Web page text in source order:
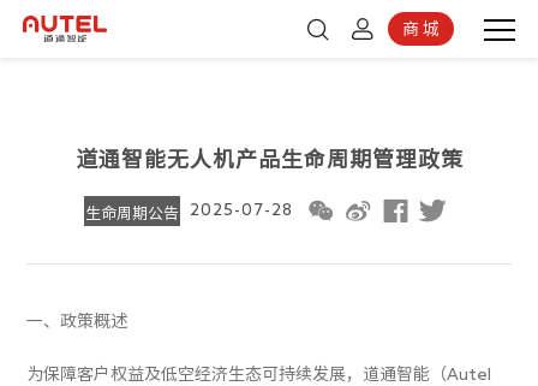
商 城
道通智能无人机产品生命周期管理政策
生命周期公告 2025-07-28
一、政策概述
为保障客户权益及低空经济生态可持续发展，道通智能（Autel